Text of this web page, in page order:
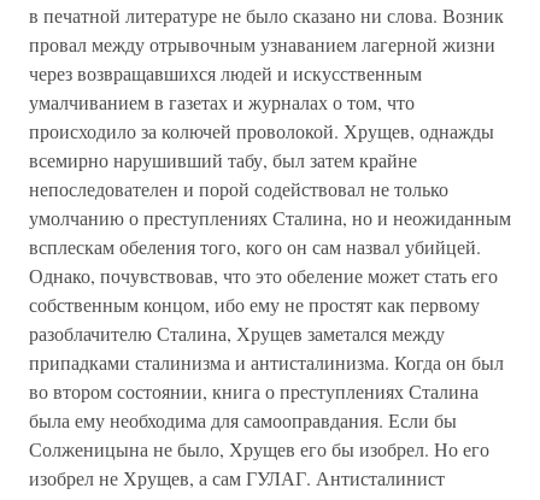
в печатной литературе не было сказано ни слова. Возник
провал между отрывочным узнаванием лагерной жизни
через возвращавшихся людей и искусственным
умалчиванием в газетах и журналах о том, что
происходило за колючей проволокой. Хрущев, однажды
всемирно нарушивший табу, был затем крайне
непоследователен и порой содействовал не только
умолчанию о преступлениях Сталина, но и неожиданным
всплескам обеления того, кого он сам назвал убийцей.
Однако, почувствовав, что это обеление может стать его
собственным концом, ибо ему не простят как первому
разоблачителю Сталина, Хрущев заметался между
припадками сталинизма и антисталинизма. Когда он был
во втором состоянии, книга о преступлениях Сталина
была ему необходима для самооправдания. Если бы
Солженицына не было, Хрущев его бы изобрел. Но его
изобрел не Хрущев, а сам ГУЛАГ. Антисталинист